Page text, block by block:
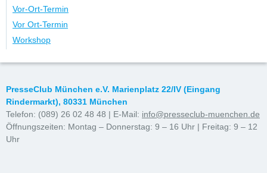
Vor-Ort-Termin
Vor Ort-Termin
Workshop
PresseClub München e.V. Marienplatz 22/IV (Eingang
Rindermarkt), 80331 München
Telefon: (089) 26 02 48 48 | E-Mail: info@presseclub-muenchen.de
Öffnungszeiten: Montag – Donnerstag: 9 – 16 Uhr | Freitag: 9 – 12
Uhr